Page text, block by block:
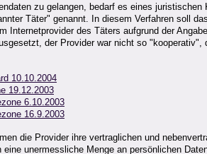
zu gelangen, bedarf es eines
Täter" genannt. In diesem Verfahren soll
Internetprovider des Täters aufgrund der
der Provider war nicht so
10.10.2004
19.12.2003
6.10.2003
16.9.2003
die Provider ihre vertraglichen und
eine unermessliche Menge an persönlichen